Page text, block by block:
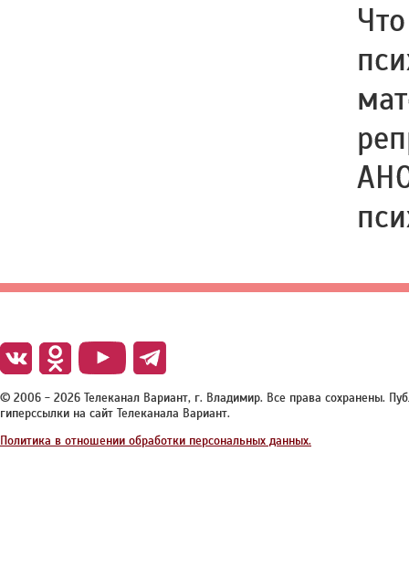
© 2006 - 2026 Телеканал Вариант, г. Владимир. Все права сохранены.
гиперссылки на сайт Телеканала Вариант.
Политика в отношении обработки персональных данных.